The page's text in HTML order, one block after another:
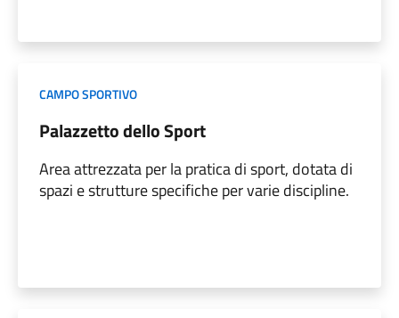
CAMPO SPORTIVO
Palazzetto dello Sport
Area attrezzata per la pratica di sport, dotata di
spazi e strutture specifiche per varie discipline.